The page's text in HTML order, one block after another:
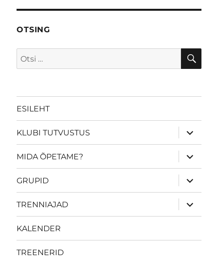
OTSING
Otsi:
ESILEHT
KLUBI TUTVUSTUS
laienda
MIDA ÕPETAME?
laienda
GRUPID
laienda
TRENNIAJAD
laienda
KALENDER
TREENERID